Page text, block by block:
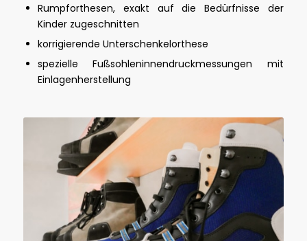
Rumpforthesen, exakt auf die Bedürfnisse der
Kinder zugeschnitten
korrigierende Unterschenkelorthese
spezielle Fußsohleninnendruckmessungen mit
Einlagenherstellung